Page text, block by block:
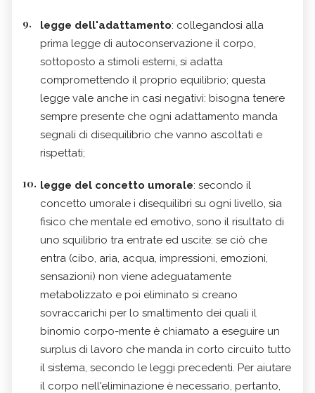
legge dell'adattamento: collegandosi alla
prima legge di autoconservazione il corpo,
sottoposto a stimoli esterni, si adatta
compromettendo il proprio equilibrio; questa
legge vale anche in casi negativi: bisogna tenere
sempre presente che ogni adattamento manda
segnali di disequilibrio che vanno ascoltati e
rispettati;
legge del concetto umorale: secondo il
concetto umorale i disequilibri su ogni livello, sia
fisico che mentale ed emotivo, sono il risultato di
uno squilibrio tra entrate ed uscite: se ciò che
entra (cibo, aria, acqua, impressioni, emozioni,
sensazioni) non viene adeguatamente
metabolizzato e poi eliminato si creano
sovraccarichi per lo smaltimento dei quali il
binomio corpo-mente è chiamato a eseguire un
surplus di lavoro che manda in corto circuito tutto
il sistema, secondo le leggi precedenti. Per aiutare
il corpo nell'eliminazione è necessario, pertanto,